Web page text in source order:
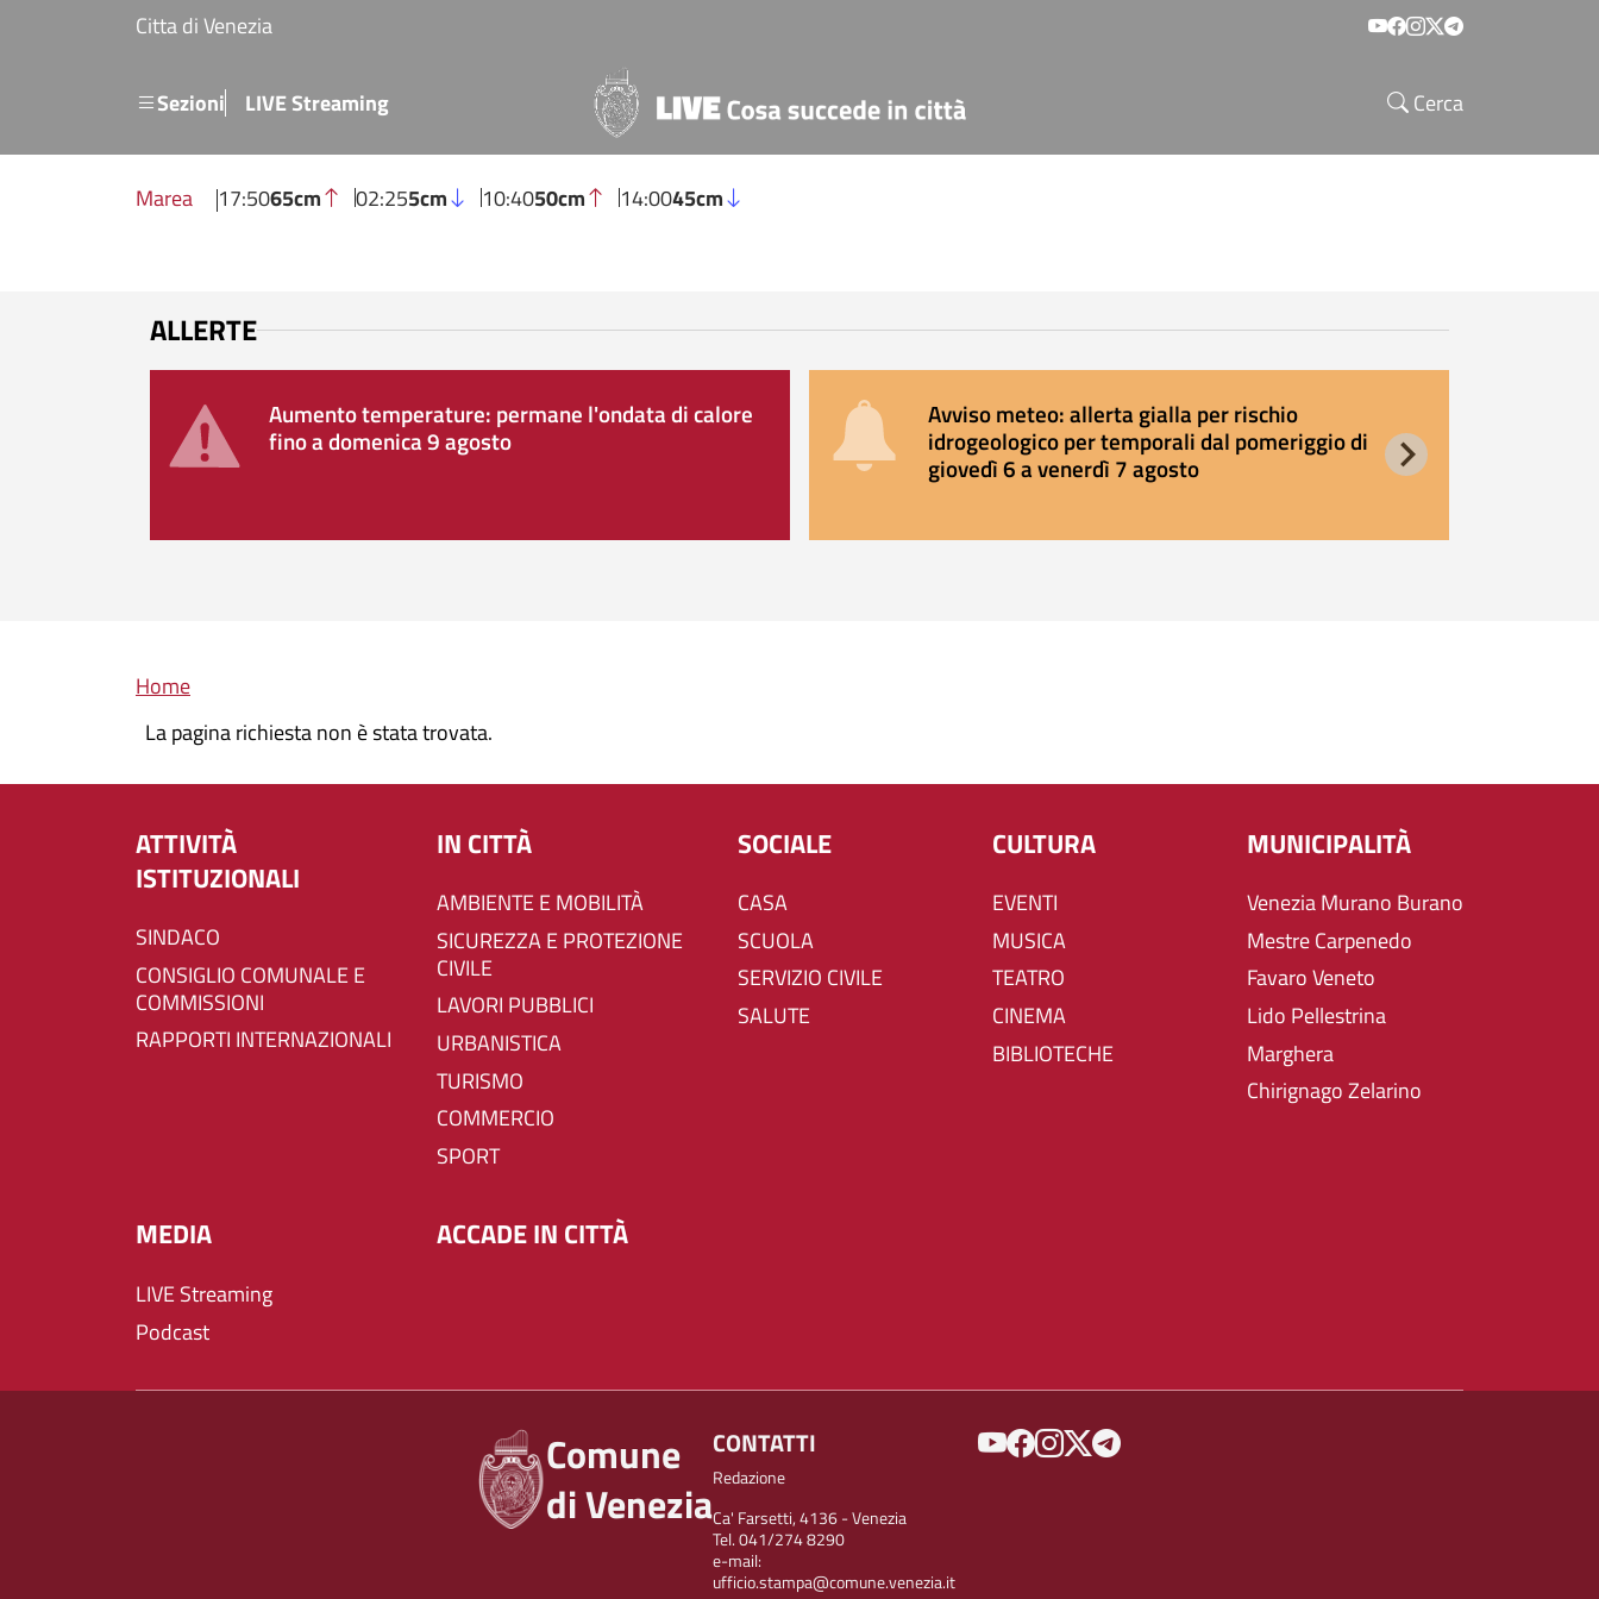
Salta al contenuto principale
Citta di Venezia Social menu
SezioniMenu secondario
LIVE Streaming Cerca
Marea 17:5065cm 02:255cm 10:4050cm 14:0045cm
ALLERTE
Aumento temperature: permane l'ondata di calore
fino a domenica 9 agosto
Avviso meteo: allerta gialla per rischio
idrogeologico per temporali dal pomeriggio di
giovedì 6 a venerdì 7 agosto
Briciole di pane
Home
La pagina richiesta non è stata trovata.
ATTIVITÀ
ISTITUZIONALI
SINDACO
CONSIGLIO COMUNALE E
COMMISSIONI
RAPPORTI INTERNAZIONALI
IN CITTÀ
AMBIENTE E MOBILITÀ
SICUREZZA E PROTEZIONE
CIVILE
LAVORI PUBBLICI
URBANISTICA
TURISMO
COMMERCIO
SPORT
SOCIALE
CASA
SCUOLA
SERVIZIO CIVILE
SALUTE
CULTURA
EVENTI
MUSICA
TEATRO
CINEMA
BIBLIOTECHE
MUNICIPALITÀ
Venezia Murano Burano
Mestre Carpenedo
Favaro Veneto
Lido Pellestrina
Marghera
Chirignago Zelarino
MEDIA
LIVE Streaming
Podcast
ACCADE IN CITTÀ
Comune
di Venezia
CONTATTI
Redazione
Ca' Farsetti, 4136 - Venezia
Tel. 041/274 8290
e-mail:
ufficio.stampa@comune.venezia.it
SOCIAL MENU